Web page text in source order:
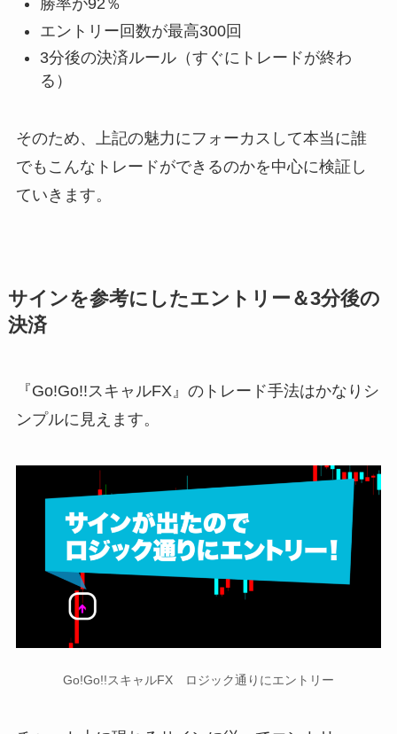
勝率が92％
エントリー回数が最高300回
3分後の決済ルール（すぐにトレードが終わ
る）
そのため、上記の魅力にフォーカスして本当に誰
でもこんなトレードができるのかを中心に検証し
ていきます。
サインを参考にしたエントリー＆3分後の
決済
『Go!Go!!スキャルFX』のトレード手法はかなりシ
ンプルに見えます。
Go!Go!!スキャルFX ロジック通りにエントリー